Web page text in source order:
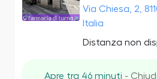
Via Chiesa, 2,
Italia
Distanza non
Apre tra 46 minuti -